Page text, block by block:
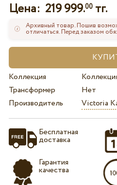
Цена: 219 999.00тг.
Архивный товар. Пошив
отличаться. Перед заказом
Коллекция
Трансформер
Нет
Производитель
Victoria
Бесплатная
доставка
Гарантия
качества